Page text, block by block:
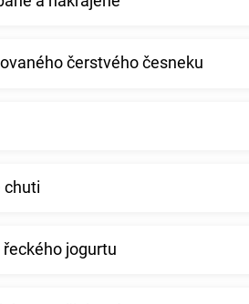
čerstvého česneku
chuti
jogurtu